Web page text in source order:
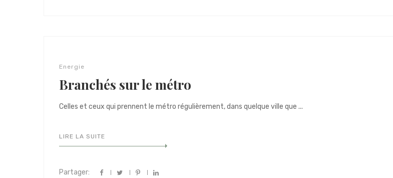
Energie
Branchés sur le métro
Celles et ceux qui prennent le métro régulièrement, dans quelque ville que ...
LIRE LA SUITE
Partager: